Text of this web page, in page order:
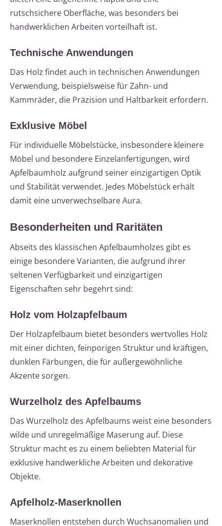
rutschsichere Oberfläche, was besonders bei
handwerklichen Arbeiten vorteilhaft ist.
Technische Anwendungen
Das Holz findet auch in technischen Anwendungen
Verwendung, beispielsweise für Zahn- und
Kammräder, die Präzision und Haltbarkeit erfordern.
Exklusive Möbel
Für individuelle Möbelstücke, insbesondere kleinere
Möbel und besondere Einzelanfertigungen, wird
Apfelbaumholz aufgrund seiner einzigartigen Optik
und Stabilität verwendet. Jedes Möbelstück erhält
damit eine unverwechselbare Aura.
Besonderheiten und Raritäten
Abseits des klassischen Apfelbaumholzes gibt es
einige besondere Varianten, die aufgrund ihrer
seltenen Verfügbarkeit und einzigartigen
Eigenschaften sehr begehrt sind:
Holz vom Holzapfelbaum
Der Holzapfelbaum bietet besonders wertvolles Holz
mit einer dichten, feinporigen Struktur und kräftigen,
dunklen Färbungen, die für außergewöhnliche
Akzente sorgen.
Wurzelholz des Apfelbaums
Das Wurzelholz des Apfelbaums weist eine besonders
wilde und unregelmäßige Maserung auf. Diese
Struktur macht es zu einem beliebten Material für
exklusive handwerkliche Arbeiten und dekorative
Objekte.
Apfelholz-Maserknollen
Maserknollen entstehen durch Wuchsanomalien und